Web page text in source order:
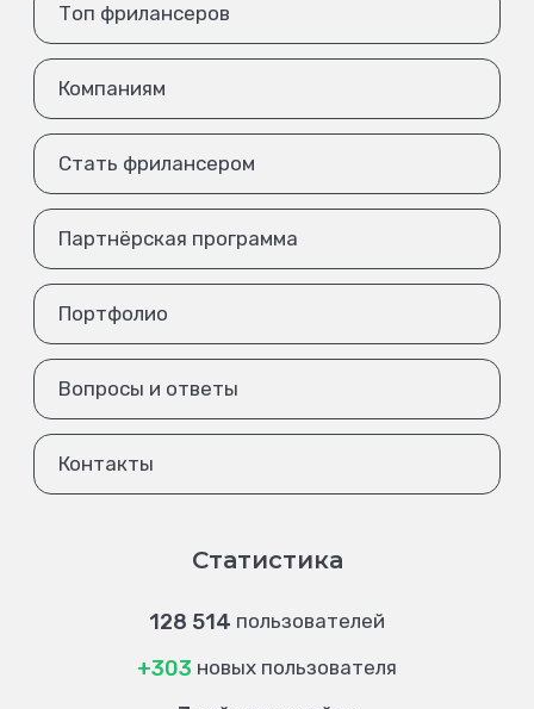
Топ фрилансеров
Компаниям
Стать фрилансером
Партнёрская программа
Портфолио
Вопросы и ответы
Контакты
Статистика
128 514 пользователей
+303 новых пользователя